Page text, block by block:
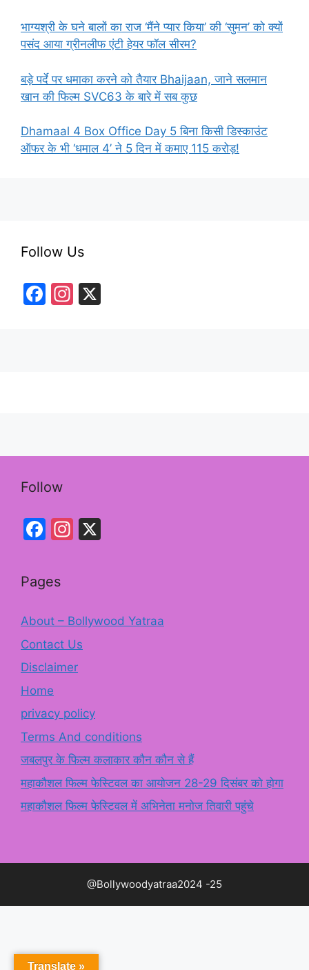
भाग्यश्री के घने बालों का राज ‘मैंने प्यार किया’ की ‘सुमन’ को क्यों
पसंद आया ग्रीनलीफ एंटी हेयर फॉल सीरम?
बड़े पर्दे पर धमाका करने को तैयार Bhaijaan, जाने सलमान
खान की फिल्म SVC63 के बारे में सब कुछ
Dhamaal 4 Box Office Day 5 बिना किसी डिस्काउंट
ऑफर के भी ‘धमाल 4’ ने 5 दिन में कमाए 115 करोड़!
Follow Us
F
In
Follow
Facebook
Instagram
Pages
About – Bollywood Yatraa
Contact Us
Disclaimer
Home
privacy policy
Terms And conditions
जबलपुर के फिल्म कलाकार कौन कौन से हैं
महाकौशल फिल्म फेस्टिवल का आयोजन 28-29 दिसंबर को होगा
महाकौशल फिल्म फेस्टिवल में अभिनेता मनोज तिवारी पहुंचे
@Bollywoodyatraa2024 -25
Translate »